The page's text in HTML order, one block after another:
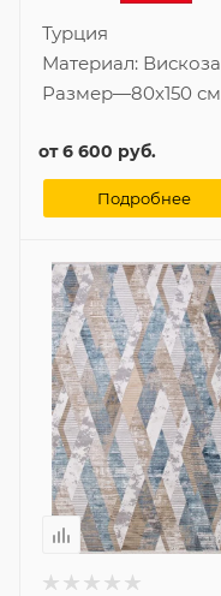
Турция
Материал: Вискоза
Размер—80x150 см
от6 600 руб.
Подробнее